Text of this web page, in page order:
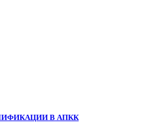
В АПКК